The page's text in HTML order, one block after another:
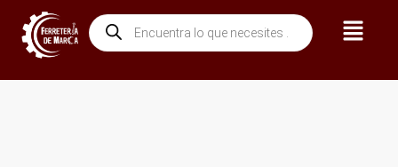
contenido
Búsqueda
de
productos
Menú